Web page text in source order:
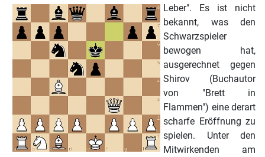
Leber". Es ist nicht
bekannt, was den
Schwarzspieler
bewogen hat,
ausgerechnet gegen
Shirov (Buchautor
von "Brett in
Flammen") eine derart
scharfe Eröffnung zu
spielen. Unter den
Mitwirkenden am